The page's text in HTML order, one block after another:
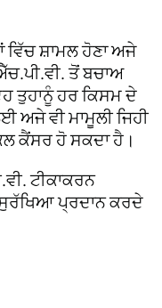
ਸ਼ਾਮਲ ਹੋਣਾ ਅਜੇ
ਤੋਂ ਬਚਾਅ
ਤੁਹਾਨੂੰ ਹਰ ਕਿਸਮ ਦੇ
ਅਜੇ ਵੀ ਮਾਮੂਲੀ ਜਿਹੀ
ਕੈਂਸਰ ਹੋ ਸਕਦਾ ਹੈ।
ਟੀਕਾਕਰਨ
ਪ੍ਰਦਾਨ ਕਰਦੇ